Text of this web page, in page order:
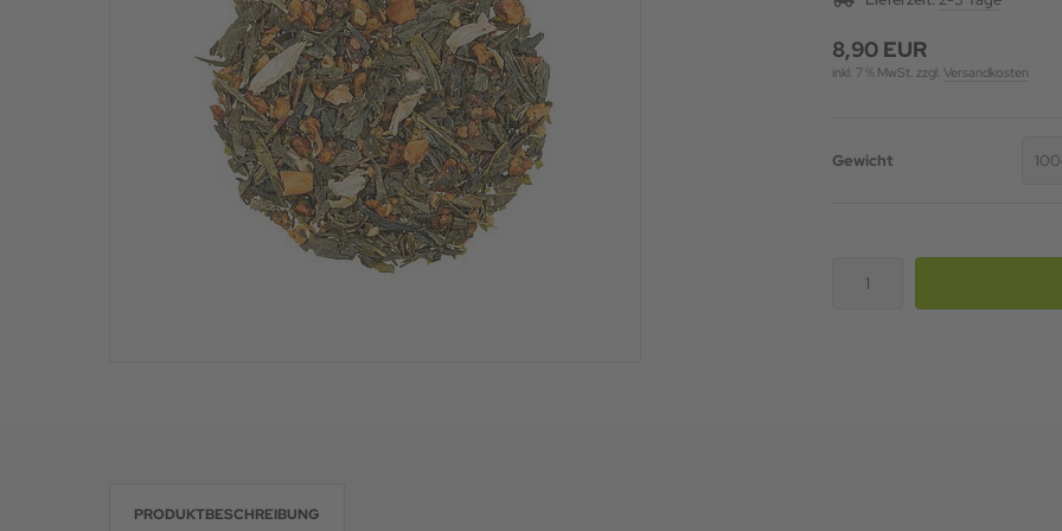
8,90 EUR
inkl. 7 % MwSt. zzgl. Versandkosten
Gewicht
PRODUKTBESCHREIBUNG